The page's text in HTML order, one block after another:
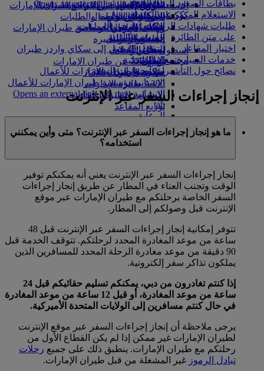
تناول الطعام في الدرجة السياحية
الممتازة
وجبات الدرجة السياحية
المشروبات
أسطول طائراتنا
بوينج 777
طائرة الإمارات A380
A350 طائرة الإمارات
الإمارات للطيران الخاص
توزيع المقاعد
السوق الحرة
متجرنا الرسمي
التسلية للأطفال
الترفيه عن الأطفال
ألعاب الأطفال
أنشطة للأطفال
in a new tab
كوكبنا
الاستدامة في العمليات
السياسة البيئية
التقارير البيئية
مجتمعاتنا المحلية
مؤسسة طيران الإمارات للأعمال
الإنسانيةمؤسسة طيران الإمارات للأعمال
الإنسانية Opens an external link in a new
tab
الرعاية
Opens an external link in a new tab
شركاؤنا
سكاي واردز رايل
حاسبة الأميال
تسجيل الدخول إلى سكاي واردز طيران
الإمارات
سكاي واردز+
السفر لأصحاب الهمم مع طيران الإمارات
المساعدة الخاصة والطلبات
تجربتكم على متن الطائرة
الأدوات والموارد
الهاتف المتحرك وتطبيق طيران الإمارات
إلغاء حجز أو تغييره
تعطل الرحلات
معلومات عن طيران الإمارات
بطاقات الصعود إلى الطائرة
الاستعلام المبكر عن المسافرين
طلبات شهادات الرحلات
على متن الطائرة
اختيار المقاعد
خدمات السيارة مع سائق
نصائح حول التأشيرات وجوازات السفر
إنجاز إجراءات السفر عبر الإنترنت
ما هو إنجاز إجراءات السفر عبر الإنترنت؟ متى وأين يمكنني
استخدامه؟
إنجاز إجراءات السفر عبر الإنترنت يعني أنه يمكنكم توفير
الوقت وتجنب العناء في المطار عن طريق إنجاز إجراءات
السفر الخاصة برحلتكم مع طيران الإمارات عبر موقع
الإنترنت قبل وصولكم إلى المطار.
تتوفر إمكانية إنجاز إجراءات السفر عبر الإنترنت قبل 48
ساعة من موعد المغادرة المحدد لرحلتكم. تتوقف الخدمة قبل
90 دقيقة من موعد مغادرة الرحلة المحدد للمسافرين الذين
يملكون تذاكر سفر إلكترونية.
إذا كنتم تغادرون من دبي، يمكنكم تسليم حقائبكم قبل 24
ساعة من موعد المغادرة، أو قبل 12 ساعة من موعد المغادرة
في حال كنتم مسافرين إلى الولايات المتحدة الأميركية.
يرجى ملاحظة أن إنجاز إجراءات السفر عبر موقع الإنترنت
لطيران الإمارات غير ممكن إذا لم يكن القطاع الأول من
رحلتكم مع طيران الإمارات. ينطبق ذلك على جميع رحلات
تبادل الرموز غير المشغلة من قبل طيران الإمارات.